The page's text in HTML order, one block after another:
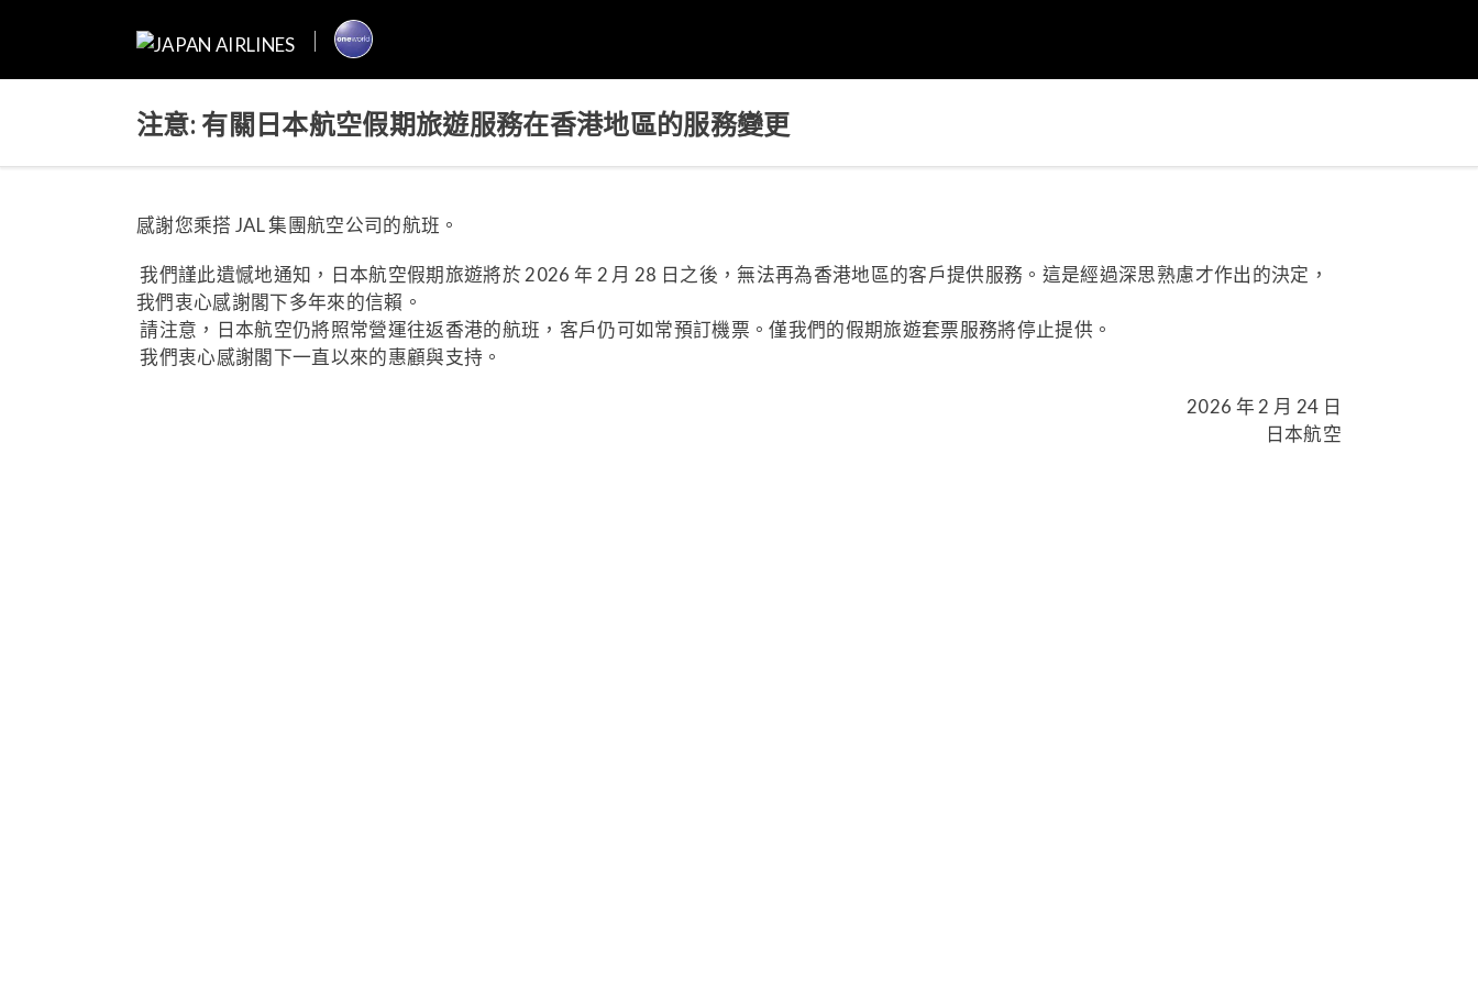
注意: 有關日本航空假期旅遊服務在香港地區的服務變更
感謝您乘搭 JAL 集團航空公司的航班。
我們謹此遺憾地通知，日本航空假期旅遊將於 2026 年 2 月 28 日之後，無法再為香港地區的客戶提供服務。這是經過深思熟慮才作出的決定，
我們衷心感謝閣下多年來的信賴。
請注意，日本航空仍將照常營運往返香港的航班，客戶仍可如常預訂機票。僅我們的假期旅遊套票服務將停止提供。
我們衷心感謝閣下一直以來的惠顧與支持。
2026 年 2 月 24 日
日本航空